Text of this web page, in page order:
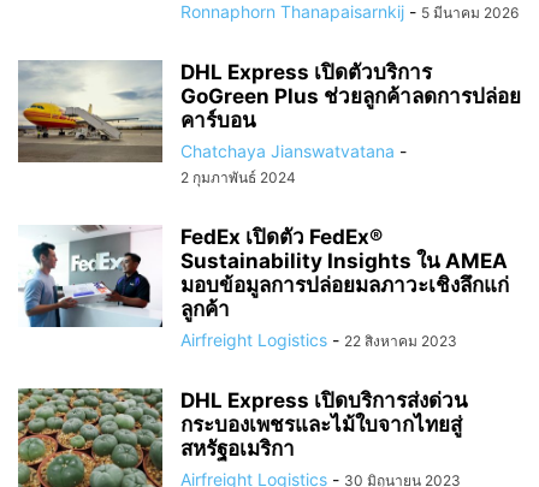
Ronnaphorn Thanapaisarnkij - 5 มีนาคม 2026
DHL Express เปิดตัวบริการ
GoGreen Plus ช่วยลูกค้าลดการปล่อย
คาร์บอน
Chatchaya Jianswatvatana -
2 กุมภาพันธ์ 2024
FedEx เปิดตัว FedEx®
Sustainability Insights ใน AMEA
มอบข้อมูลการปล่อยมลภาวะเชิงลึกแก่
ลูกค้า
Airfreight Logistics - 22 สิงหาคม 2023
DHL Express เปิดบริการส่งด่วน
กระบองเพชรและไม้ใบจากไทยสู่
สหรัฐอเมริกา
Airfreight Logistics - 30 มิถุนายน 2023